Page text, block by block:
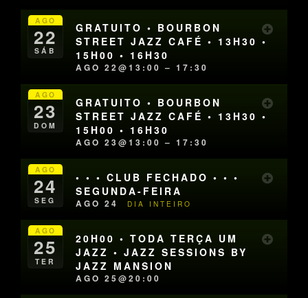
AGO
22
SÁB
GRATUITO • BOURBON
STREET JAZZ CAFÉ • 13H30 •
15H00 • 16H30
AGO 22@13:00 – 17:30
AGO
23
DOM
GRATUITO • BOURBON
STREET JAZZ CAFÉ • 13H30 •
15H00 • 16H30
AGO 23@13:00 – 17:30
AGO
24
SEG
• • • CLUB FECHADO • • •
SEGUNDA-FEIRA
AGO 24 DIA INTEIRO
AGO
25
TER
20H00 • TODA TERÇA UM
JAZZ • JAZZ SESSIONS BY
JAZZ MANSION
AGO 25@20:00